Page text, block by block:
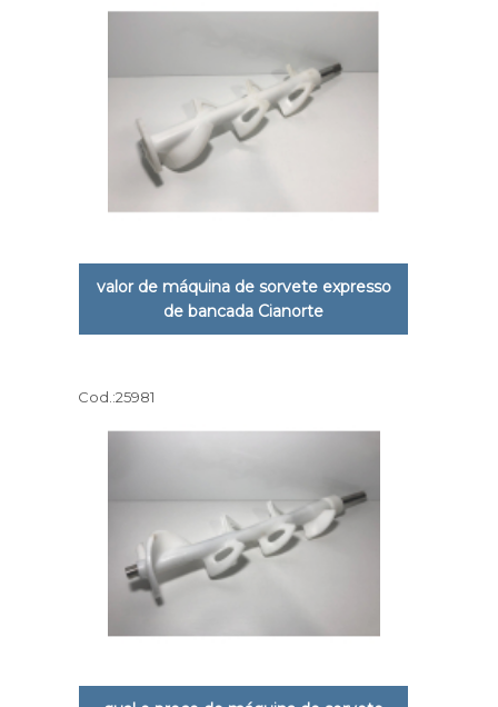
valor de máquina de sorvete expresso
de bancada Cianorte
Cod.:25981